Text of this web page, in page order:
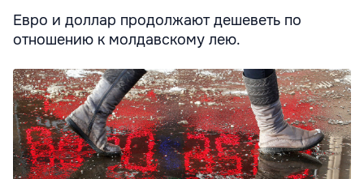
Евро и доллар продолжают дешеветь по
отношению к молдавскому лею.